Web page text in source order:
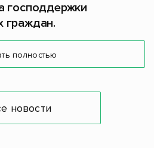
господдержки
граждан.
полностью
новости